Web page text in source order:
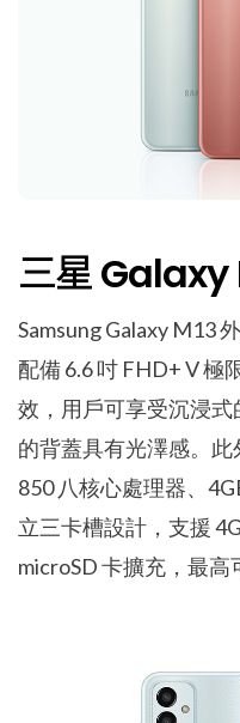
三星 Galaxy
Samsung Galaxy M13
配備 6.6 吋 FHD+ V 極
效，用戶可享受沉浸
的背蓋具有光澤感。
850 八核心處理器、
立三卡槽設計，支援
microSD 卡擴充，最高